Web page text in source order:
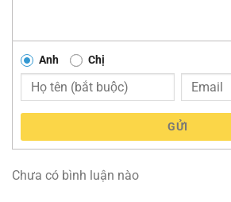
Anh Chị
GỬI
Chưa có bình luận nào